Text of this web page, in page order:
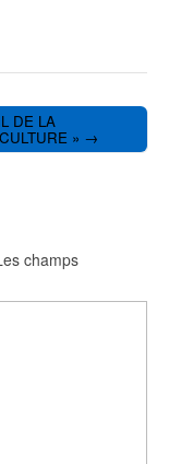
DE LA
» →
champs